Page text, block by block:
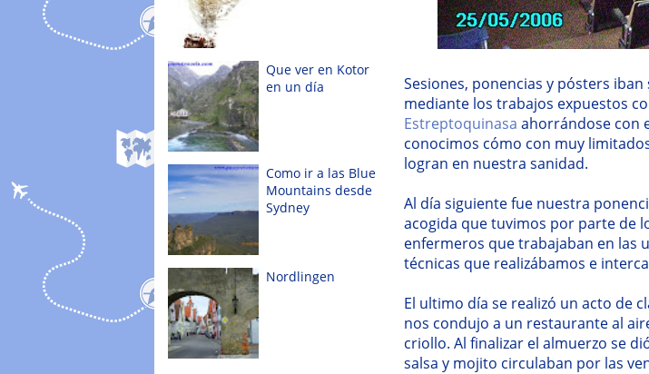
Sesiones, ponencias y pósters
mediante los trabajos expuestos
Estreptoquinasa ahorrándose con
conocimos cómo con muy
logran en nuestra sanidad.
Al día siguiente fue nuestra
acogida que tuvimos por parte de
enfermeros que trabajaban en las
técnicas que realizábamos e
El ultimo día se realizó un acto de
nos condujo a un restaurante al
criollo. Al finalizar el almuerzo se
salsa y mojito circulaban por las
Que ver en Kotor
en un día
Como ir a las Blue
Mountains desde
Sydney
Nordlingen